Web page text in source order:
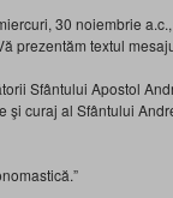
30 noiembrie
prezentăm textul
Sfântului Apostol
curaj al Sfântului